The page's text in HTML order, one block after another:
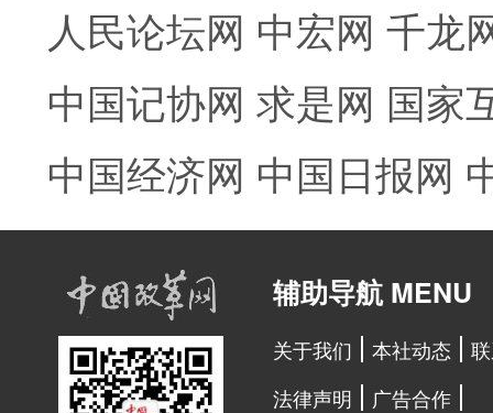
人民论坛网 中宏网 千龙
中国记协网 求是网 国家
中国经济网 中国日报网
辅助导航 MENU
关于我们 本社动态
法律声明
广告合作